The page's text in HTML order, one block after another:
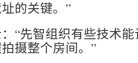
的关键。”
“先智组织有些技术
摄整个房间。”